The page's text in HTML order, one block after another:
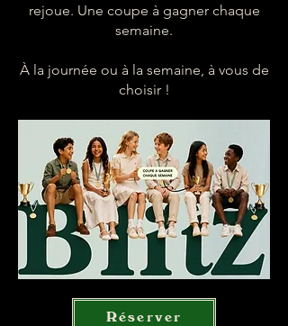
rejoue. Une coupe à gagner chaque
semaine.
À la journée ou à la semaine, à vous de
choisir !
Réserver